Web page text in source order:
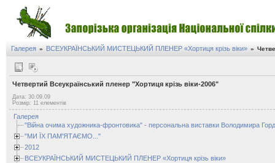
Галерея » ВСЕУКРАЇНСЬКИЙ МИСТЕЦЬКИЙ ПЛЕНЕР «Хортиця крізь віки» »
Четвертий Всеукраїнський пленер "Хортиця крізь віки-2006"
Дата: 30.09.09
Розмір: 11 елементів
Галерея
"Війна очима художника-фронтовика" - персональна виставки Володимира
"МИ ЇХ ПАМ'ЯТАЄМО..."
2012
ВСЕУКРАЇНСЬКИЙ МИСТЕЦЬКИЙ ПЛЕНЕР «Хортиця крізь віки»